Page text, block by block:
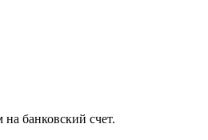
банковский счет.